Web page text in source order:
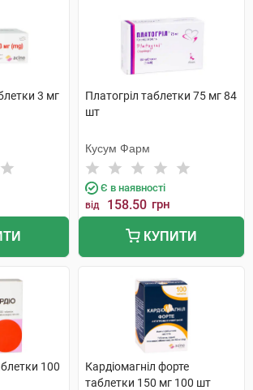
3 мг
Платогріл таблетки 75 мг 84
шт
Кусум Фарм
Є в наявності
від 158.50 грн
КУПИТИ
100
Кардіомагніл форте
таблетки 150 мг 100 шт